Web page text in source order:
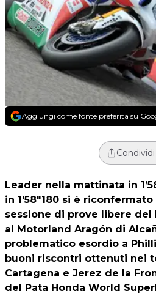
Aggiungi come fonte preferita su
Leader nella mattinata in
in 1'58"180 si è
sessione di prove libere del
al Motorland Aragón di
problematico esordio a
buoni riscontri ottenuti nei
Cartagena e Jerez de la
del Pata Honda World